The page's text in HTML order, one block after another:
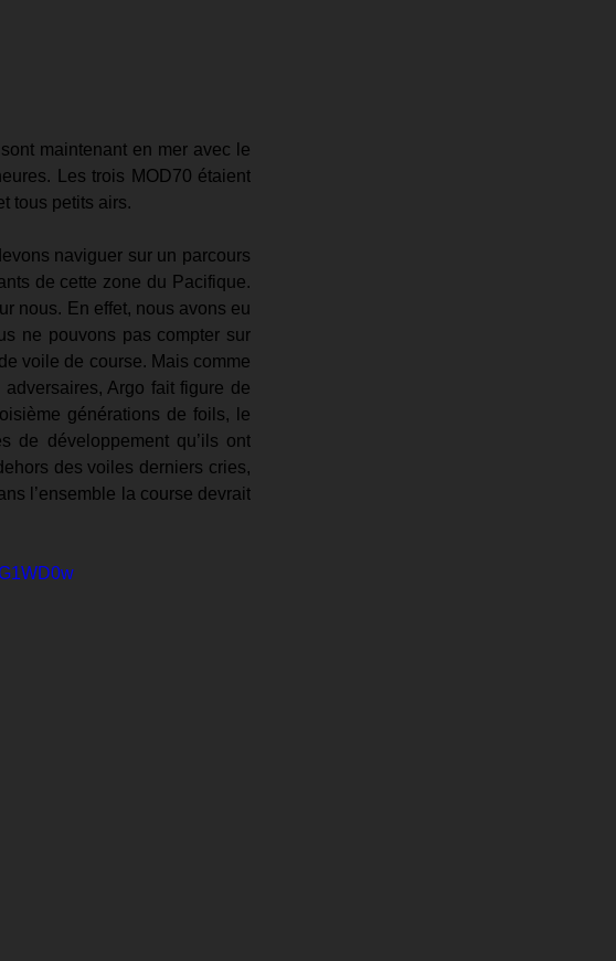
maintenant en mer avec le
Les trois MOD70 étaient
tous petits airs.
naviguer sur un parcours
de cette zone du Pacifique.
nous. En effet, nous avons eu
ne pouvons pas compter sur
voile de course. Mais comme
Argo fait figure de
générations de foils, le
de développement qu’ils ont
des voiles derniers cries,
l’ensemble la course devrait